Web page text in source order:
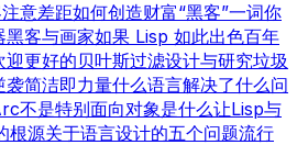
注意差距如何创造财富“黑客”一词你
黑客与画家如果 Lisp 如此出色百年
迎更好的贝叶斯过滤设计与研究垃圾
袭简洁即力量什么语言解决了什么问
不是特别面向对象是什么让Lisp与
根源关于语言设计的五个问题流行